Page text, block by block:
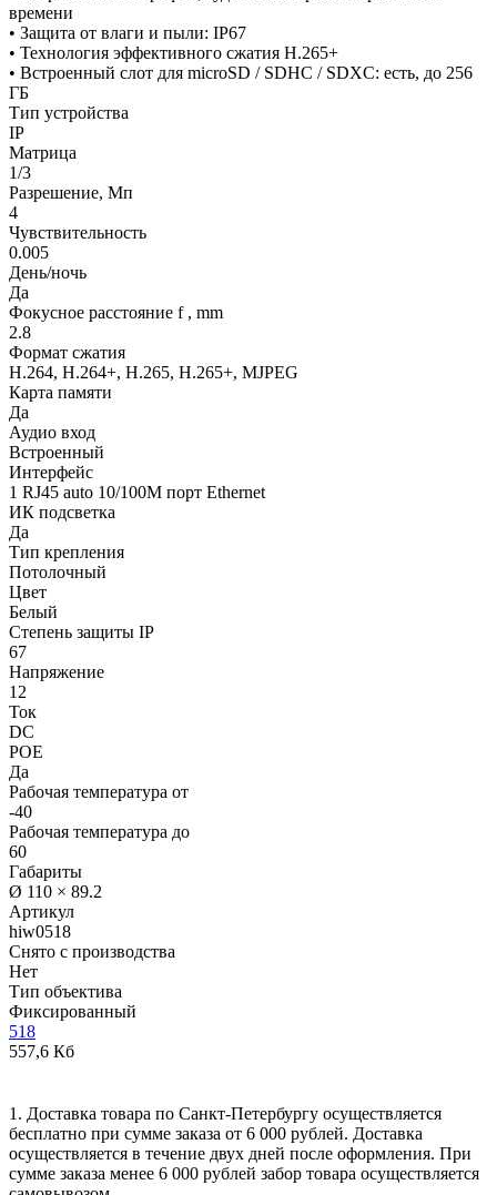
времени
• Защита от влаги и пыли: IP67
• Технология эффективного сжатия H.265+
• Встроенный слот для microSD / SDHC / SDXC: есть, до 256
ГБ
Тип устройства
IP
Матрица
1/3
Разрешение, Мп
4
Чувствительность
0.005
День/ночь
Да
Фокусное расстояние f , mm
2.8
Формат сжатия
H.264, H.264+, H.265, H.265+, MJPEG
Карта памяти
Да
Аудио вход
Встроенный
Интерфейс
1 RJ45 auto 10/100M порт Ethernet
ИК подсветка
Да
Тип крепления
Потолочный
Цвет
Белый
Степень защиты IP
67
Напряжение
12
Ток
DC
POE
Да
Рабочая температура от
-40
Рабочая температура до
60
Габариты
Ø 110 × 89.2
Артикул
hiw0518
Снято с производства
Нет
Тип объектива
Фиксированный
518
557,6 Кб
1. Доставка товара по Санкт-Петербургу осуществляется
бесплатно при сумме заказа от 6 000 рублей. Доставка
осуществляется в течение двух дней после оформления. При
сумме заказа менее 6 000 рублей забор товара осуществляется